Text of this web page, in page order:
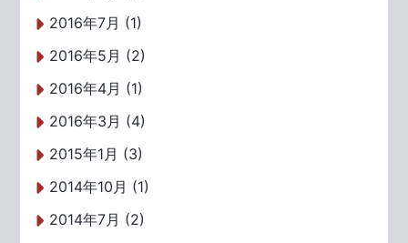
2016年7月 (1)
2016年5月 (2)
2016年4月 (1)
2016年3月 (4)
2015年1月 (3)
2014年10月 (1)
2014年7月 (2)